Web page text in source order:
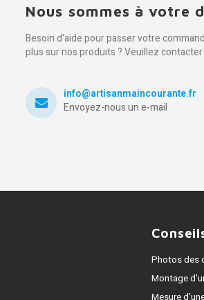
Nous sommes à votre
Besoin d'aide pour passer votre
plus sur nos produits ? Veuillez
info@artisanmaincourante.fr
Envoyez-nous un e-mail
Photos des
Montage
Mesure